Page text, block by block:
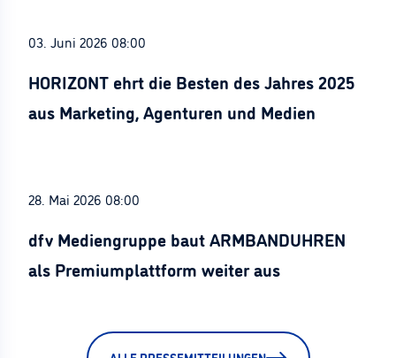
03. Juni 2026 08:00
HORIZONT ehrt die Besten des Jahres 2025
aus Marketing, Agenturen und Medien
28. Mai 2026 08:00
dfv Mediengruppe baut ARMBANDUHREN
als Premiumplattform weiter aus